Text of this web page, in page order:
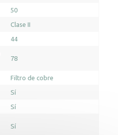
50
Clase II
44
78
Filtro de cobre
Sí
Sí
Sí